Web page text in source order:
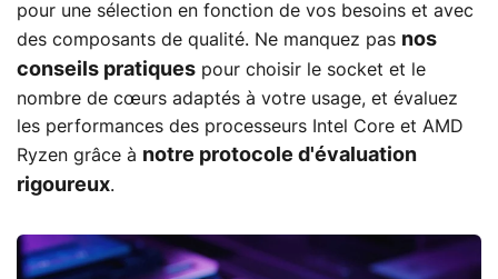
pour une sélection en fonction de vos besoins et avec
des composants de qualité. Ne manquez pas nos
conseils pratiques pour choisir le socket et le
nombre de cœurs adaptés à votre usage, et évaluez
les performances des processeurs Intel Core et AMD
Ryzen grâce à notre protocole d'évaluation
rigoureux.